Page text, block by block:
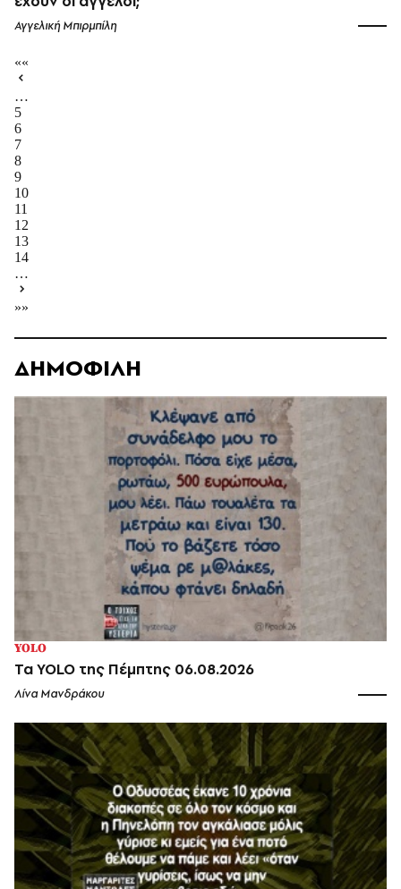
Αγγελική Μπιρμπίλη
««
…
5
6
7
8
9
10
11
12
13
14
…
»»
ΔΗΜΟΦΙΛΗ
YOLO
Τα YOLO της Πέμπτης 06.08.2026
Λίνα Μανδράκου